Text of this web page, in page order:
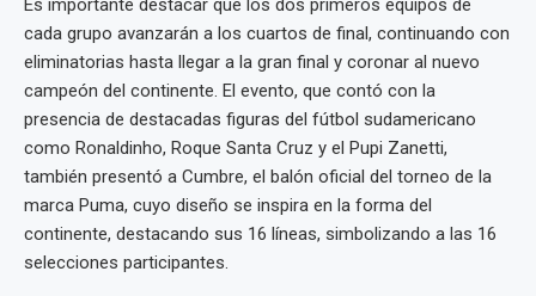
Es importante destacar que los dos primeros equipos de
cada grupo avanzarán a los cuartos de final, continuando con
eliminatorias hasta llegar a la gran final y coronar al nuevo
campeón del continente. El evento, que contó con la
presencia de destacadas figuras del fútbol sudamericano
como Ronaldinho, Roque Santa Cruz y el Pupi Zanetti,
también presentó a Cumbre, el balón oficial del torneo de la
marca Puma, cuyo diseño se inspira en la forma del
continente, destacando sus 16 líneas, simbolizando a las 16
selecciones participantes.